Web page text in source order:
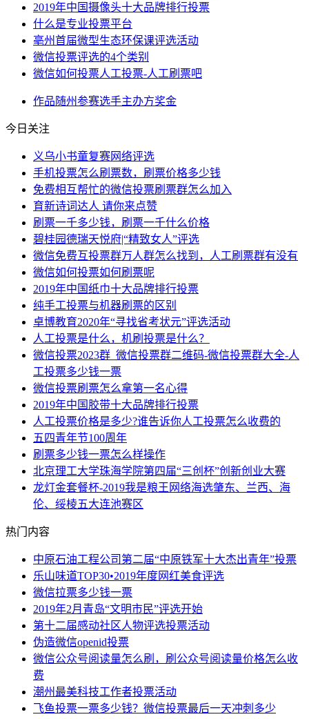
2019年中国摄像头十大品牌排行投票
什么是专业投票平台
亳州首届微型生态环保课评选活动
微信投票评选的4个类别
微信如何投票人工投票-人工刷票吧
作品随州参赛选手主办方奖金
今日关注
义乌小书童复赛网络评选
手机投票怎么刷票数，刷票价格多少钱
免费相互帮忙的微信投票刷票群怎么加入
育新诗词达人 请你来点赞
刷票一千多少钱，刷票一千什么价格
碧桂园德瑞天悦府|“精致女人”评选
微信免费互投票群万人群怎么找到，人工刷票群有没有
微信如何投票如何刷票呢
2019年中国纸巾十大品牌排行投票
纯手工投票与机器刷票的区别
卓博教育2020年“寻找省考状元”评选活动
人工投票是什么，机刷投票是什么？
微信投票2023群_微信投票群二维码-微信投票群大全-人
工投票多少钱一票
微信投票刷票怎么拿第一名心得
2019年中国胶带十大品牌排行投票
人工投票价格是多少?谁告诉你人工投票怎么收费的
五四青年节100周年
刷票多少钱一票怎么样操作
北京理工大学珠海学院第四届“三创杯”创新创业大赛
龙灯金套餐杯-2019我是粮王网络海选肇东、兰西、海
伦、绥棱五大连池赛区
热门内容
中原石油工程公司第二届“中原铁军十大杰出青年”投票
乐山味道TOP30•2019年度网红美食评选
微信拉票多少钱一票
2019年2月青岛“文明市民”评选开始
第十二届感动社区人物评选投票活动
伪造微信openid投票
微信公众号阅读量怎么刷，刷公众号阅读量价格怎么收
费
潮州最美科技工作者投票活动
飞鱼投票一票多少钱？微信投票最后一天冲刺多少